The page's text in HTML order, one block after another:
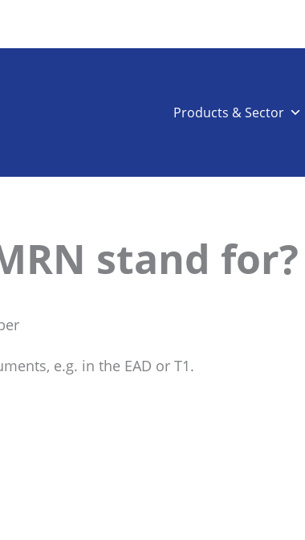
Products & Sector
stand for?
e.g. in the EAD or T1.